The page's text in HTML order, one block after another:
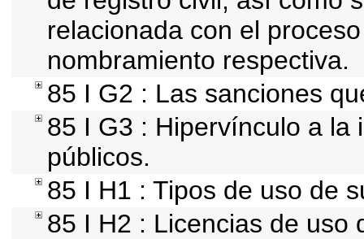
relacionada con el
nombramiento respectiva.
85 I G2 : Las sanciones
85 I G3 : Hipervínculo a la
públicos.
85 I H1 : Tipos de uso de
85 I H2 : Licencias de uso